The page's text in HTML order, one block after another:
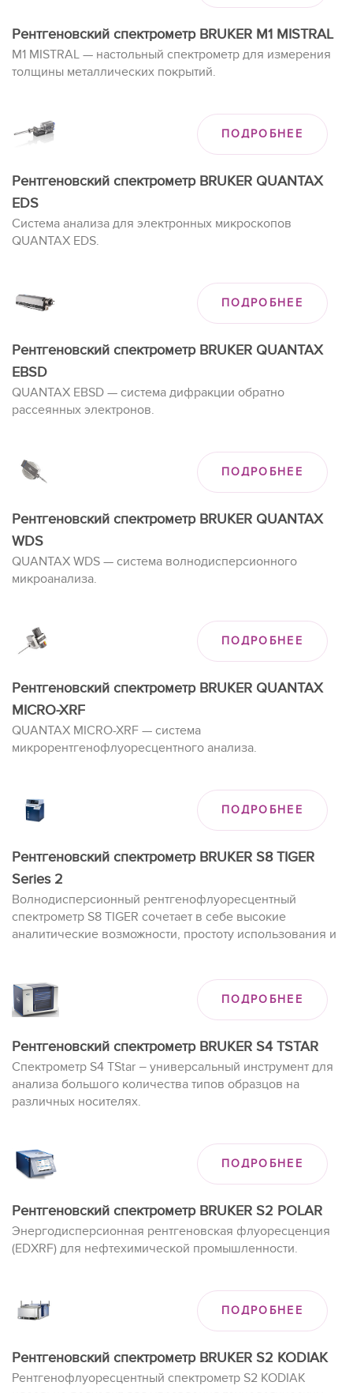
Рентгеновский спектрометр BRUKER M1 MISTRAL
M1 MISTRAL — настольный спектрометр для измерения
толщины металлических покрытий.
ПОДРОБНЕЕ
Рентгеновский спектрометр BRUKER QUANTAX
EDS
Система анализа для электронных микроскопов
QUANTAX EDS.
ПОДРОБНЕЕ
Рентгеновский спектрометр BRUKER QUANTAX
EBSD
QUANTAX EBSD — система дифракции обратно
рассеянных электронов.
ПОДРОБНЕЕ
Рентгеновский спектрометр BRUKER QUANTAX
WDS
QUANTAX WDS — система волнодисперсионного
микроанализа.
ПОДРОБНЕЕ
Рентгеновский спектрометр BRUKER QUANTAX
MICRO-XRF
QUANTAX MICRO-XRF — система
микрорентгенофлуоресцентного анализа.
ПОДРОБНЕЕ
Рентгеновский спектрометр BRUKER S8 TIGER
Series 2
Волнодисперсионный рентгенофлуоресцентный
спектрометр S8 TIGER сочетает в себе высокие
аналитические возможности, простоту использования и
ПОДРОБНЕЕ
Рентгеновский спектрометр BRUKER S4 TSTAR
Спектрометр S4 TStar — универсальный инструмент для
анализа большого количества типов образцов на
различных носителях.
ПОДРОБНЕЕ
Рентгеновский спектрометр BRUKER S2 POLAR
Энергодисперсионная рентгеновская флуоресценция
(EDXRF) для нефтехимической промышленности.
ПОДРОБНЕЕ
Рентгеновский спектрометр BRUKER S2 KODIAK
Рентгенофлуоресцентный спектрометр S2 KODIAK